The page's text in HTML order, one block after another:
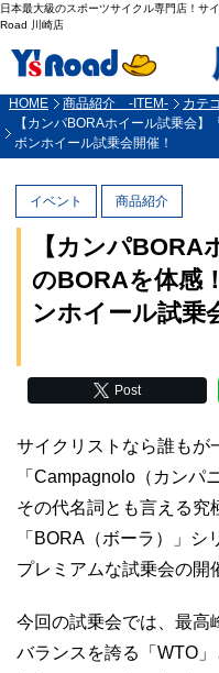
日本最大級のスポーツサイクル専門店！
Road 川崎店
HOME 商品紹介 -ITEM- カテ
【カンパBORAホイール試乗会
ボンホイール試乗会開催！
イベント 商品紹介
【カンパBORA
のBORAを体感
ンホイール試乗
Post
サイクリストなら誰もが
「Campagnolo（カンパ
その代名詞とも言える究
「BORA（ボーラ）」
プレミアムな試乗会の開
今回の試乗会では、最高
バランスを誇る「WTO